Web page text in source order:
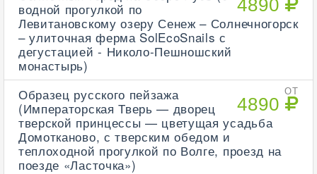
4890
водной прогулкой по
Левитановскому озеру Сенеж – Солнечногорск
– улиточная ферма SolEcoSnails с
дегустацией - Николо-Пешношский
монастырь)
ОТ
4890
Образец русского пейзажа
(Императорская Тверь — дворец
тверской принцессы — цветущая усадьба
Домотканово, с тверским обедом и
теплоходной прогулкой по Волге, проезд на
поезде «Ласточка»)